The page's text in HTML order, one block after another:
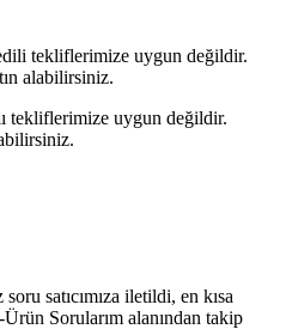
tekliflerimize uygun değildir.
alabilirsiniz.
tekliflerimize uygun değildir.
satıcımıza iletildi, en kısa
Ürün Sorularım alanından takip